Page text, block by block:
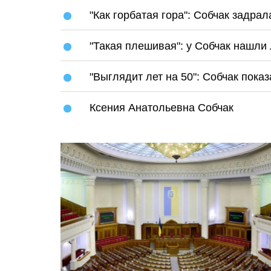
"Как горбатая гора": Собчак
"Такая плешивая": у Собчак нашли
"Выглядит лет на 50": Собчак
Ксения Анатольевна Собчак